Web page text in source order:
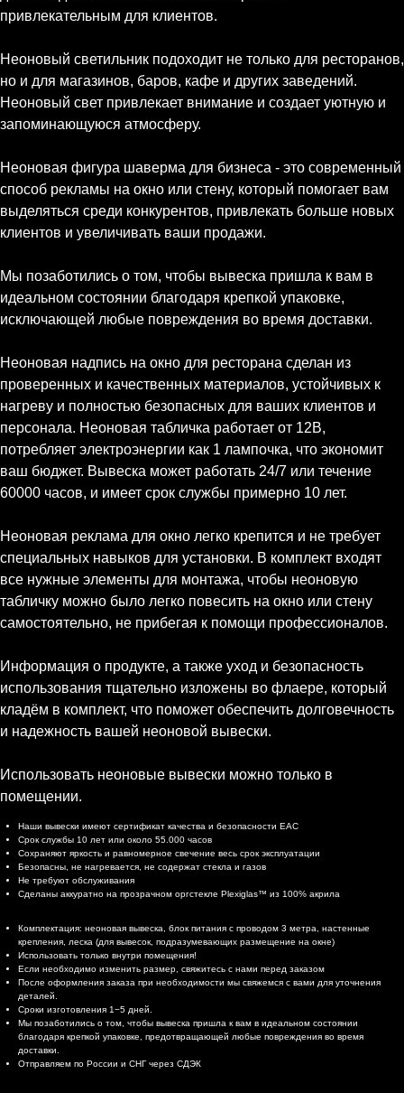
привлекательным для клиентов.
Неоновый светильник подоходит не только для ресторанов,
но и для магазинов, баров, кафе и других заведений.
Неоновый свет привлекает внимание и создает уютную и
запоминающуюся атмосферу.
Неоновая фигура шаверма для бизнеса - это современный
способ рекламы на окно или стену, который помогает вам
выделяться среди конкурентов, привлекать больше новых
клиентов и увеличивать ваши продажи.
Мы позаботились о том, чтобы вывеска пришла к вам в
идеальном состоянии благодаря крепкой упаковке,
исключающей любые повреждения во время доставки.
Неоновая надпись на окно для ресторана сделан из
проверенных и качественных материалов, устойчивых к
нагреву и полностью безопасных для ваших клиентов и
персонала. Неоновая табличка работает от 12В,
потребляет электроэнергии как 1 лампочка, что экономит
ваш бюджет. Вывеска может работать 24/7 или течение
60000 часов, и имеет срок службы примерно 10 лет.
Неоновая реклама для окно легко крепится и не требует
специальных навыков для установки. В комплект входят
все нужные элементы для монтажа, чтобы неоновую
табличку можно было легко повесить на окно или стену
самостоятельно, не прибегая к помощи профессионалов.
Информация о продукте, а также уход и безопасность
использования тщательно изложены во флаере, который
кладём в комплект, что поможет обеспечить долговечность
и надежность вашей неоновой вывески.
Использовать неоновые вывески можно только в
помещении.
Наши вывески имеют сертификат качества и безопасности EAC
Срок службы 10 лет или около 55.000 часов
Сохраняют яркость и равномерное свечение весь срок эксплуатации
Безопасны, не нагревается, не содержат стекла и газов
Не требуют обслуживания
Сделаны аккуратно на прозрачном оргстекле Plexiglas™ из 100% акрила
Комплектация: неоновая вывеска, блок питания с проводом 3 метра, настенные
крепления, леска (для вывесок, подразумевающих размещение на окне)
Использовать только внутри помещения!
Если необходимо изменить размер, свяжитесь с нами перед заказом
После оформления заказа при необходимости мы свяжемся с вами для уточнения
деталей.
Сроки изготовления 1−5 дней.
Мы позаботились о том, чтобы вывеска пришла к вам в идеальном состоянии
благодаря крепкой упаковке, предотвращающей любые повреждения во время
доставки.
Отправляем по России и СНГ через СДЭК